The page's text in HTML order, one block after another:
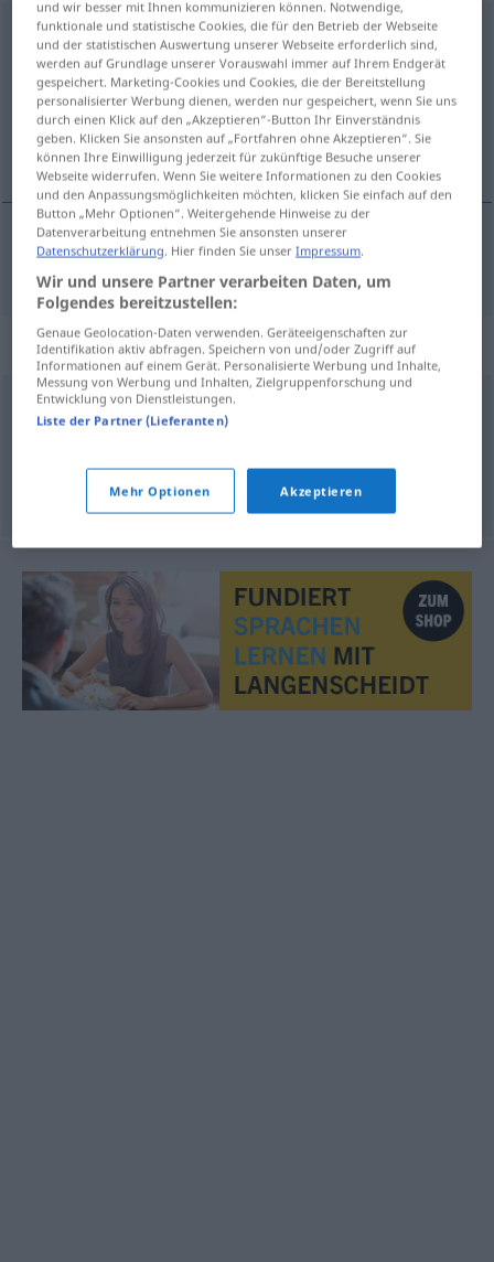
abkaufen
Übersicht aller Übersetzungen
(Für mehr Details die Übersetzung anklicken/antippen)
kjøpe av
kjøpeav( abkaufen
Synonyme für "abkaufen"
(jemandem etwas) abnehmen (fig.)
© OpenThesaurus.de
und wir besser mit Ihnen kommunizieren können. Notwendige,
funktionale und statistische Cookies, die für den Betrieb der Webseite
und der statistischen Auswertung unserer Webseite erforderlich sind,
werden auf Grundlage unserer Vorauswahl immer auf Ihrem Endgerät
gespeichert. Marketing-Cookies und Cookies, die der Bereitstellung
personalisierter Werbung dienen, werden nur gespeichert, wenn Sie uns
durch einen Klick auf den „Akzeptieren“-Button Ihr Einverständnis
geben. Klicken Sie ansonsten auf „Fortfahren ohne Akzeptieren“. Sie
können Ihre Einwilligung jederzeit für zukünftige Besuche unserer
Webseite widerrufen. Wenn Sie weitere Informationen zu den Cookies
und den Anpassungsmöglichkeiten möchten, klicken Sie einfach auf den
Button „Mehr Optionen“. Weitergehende Hinweise zu der
Datenverarbeitung entnehmen Sie ansonsten unserer
Datenschutzerklärung. Hier finden Sie unserImpressum.
Wir und unsere Partner verarbeiten Daten, um
Folgendes bereitzustellen:
Genaue Geolocation-Daten verwenden. Geräteeigenschaften zur
Identifikation aktiv abfragen. Speichern von und/oder Zugriff auf
Informationen auf einem Gerät. Personalisierte Werbung und Inhalte,
Messung von Werbung und Inhalten, Zielgruppenforschung und
Entwicklung von Dienstleistungen.
Liste der Partner (Lieferanten)
Mehr Optionen Akzeptieren